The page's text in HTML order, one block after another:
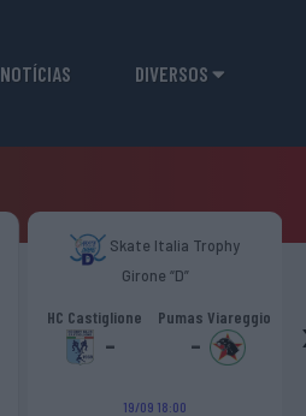
NOTÍCIAS DIVERSOS
Skate Italia Trophy
Girone “D”
HC Castiglione
-
Pumas Viareggio
-
19/09 18:00